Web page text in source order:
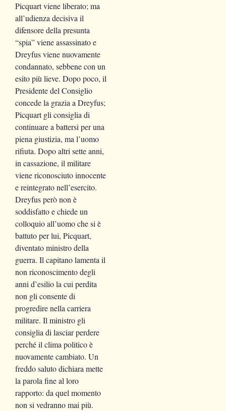
Picquart viene liberato; ma
all’udienza decisiva il
difensore della presunta
“spia” viene assassinato e
Dreyfus viene nuovamente
condannato, sebbene con un
esito più lieve. Dopo poco, il
Presidente del Consiglio
concede la grazia a Dreyfus;
Picquart gli consiglia di
continuare a battersi per una
piena giustizia, ma l’uomo
rifiuta. Dopo altri sette anni,
in cassazione, il militare
viene riconosciuto innocente
e reintegrato nell’esercito.
Dreyfus però non è
soddisfatto e chiede un
colloquio all’uomo che si è
battuto per lui, Picquart,
diventato ministro della
guerra. Il capitano lamenta il
non riconoscimento degli
anni d’esilio la cui perdita
non gli consente di
progredire nella carriera
militare. Il ministro gli
consiglia di lasciar perdere
perché il clima politico è
nuovamente cambiato. Un
freddo saluto dichiara mette
la parola fine al loro
rapporto: da quel momento
non si vedranno mai più.